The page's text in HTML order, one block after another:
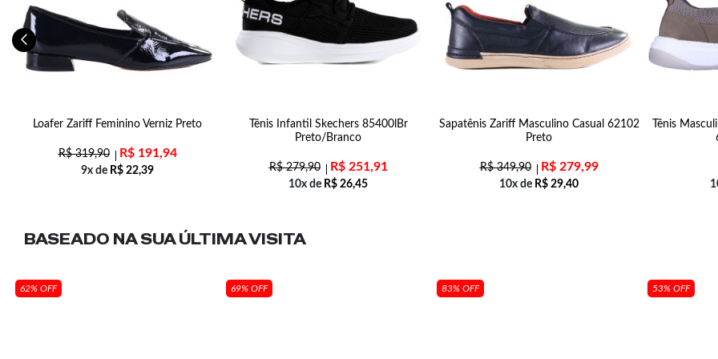
Loafer Zariff Feminino Verniz Preto
R$319,90 R$191,94
9x de R$ 22,39
Tênis Infantil Skechers 85400lBr
Preto/Branco
R$279,90 R$251,91
10x de R$ 26,45
Sapatênis Zariff Masculino Casual 62102
Preto
R$349,90 R$279,99
10x de R$ 29,40
Tênis
BASEADO NA SUAÚLTIMA VISITA
62% OFF 69% OFF 83% OFF 53% OFF